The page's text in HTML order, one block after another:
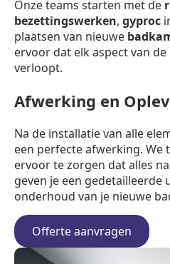
Onze teams starten met de
bezettingswerken, gyproc
plaatsen van nieuwe
ervoor dat elk aspect van
verloopt.
Afwerking en
Na de installatie van alle
een perfecte afwerking. We
ervoor te zorgen dat alles
geven je een gedetailleerde
onderhoud van je nieuwe
Offerte aanvragen